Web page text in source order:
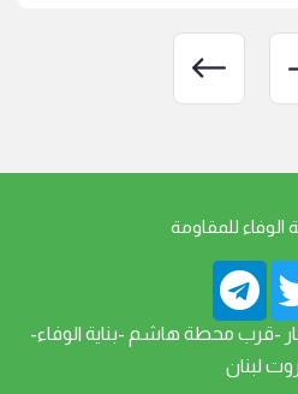
الوفاء للمقاومة
-قرب محطة هاشم -بناية الوفاء-
لبنان